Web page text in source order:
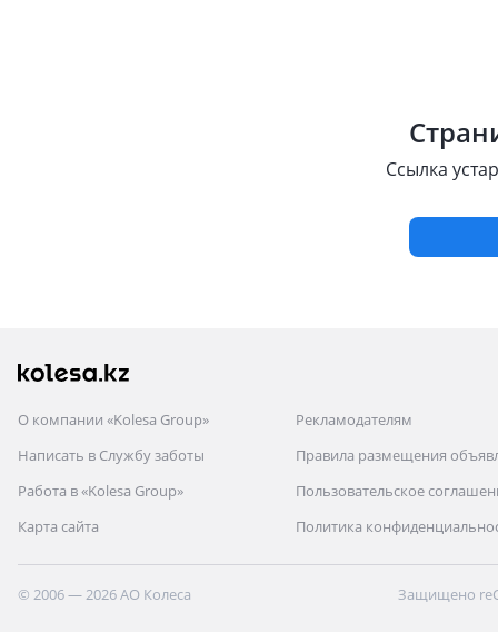
Ссылка
О компании «Kolesa Group»
Написать в Службу заботы
Работа в «Kolesa Group»
Карта сайта
Рекламодателям
Правила размещения
Пользовательское
Политика
© 2006 — 2026 АО Колеса Защищено